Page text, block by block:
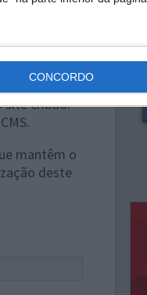
CONCORDO
site criado.
mantêm o
deste